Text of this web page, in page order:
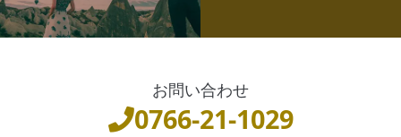
お問い合わせ
0766-21-1029